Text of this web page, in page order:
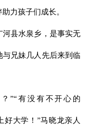
力孩子们成长。
河县水泉乡，是事实无
与兄妹几人先后来到临
”“有没有不开心的
好大学！”马晓龙亲人